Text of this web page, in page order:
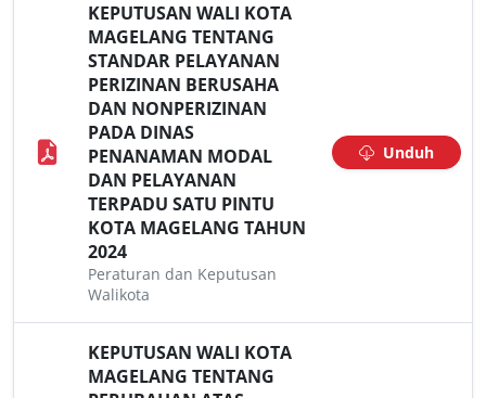
KEPUTUSAN WALI KOTA
MAGELANG TENTANG
STANDAR PELAYANAN
PERIZINAN BERUSAHA
DAN NONPERIZINAN
PADA DINAS
PENANAMAN MODAL
DAN PELAYANAN
TERPADU SATU PINTU
KOTA MAGELANG TAHUN
2024
Peraturan dan Keputusan
Walikota
Unduh
KEPUTUSAN WALI KOTA
MAGELANG TENTANG